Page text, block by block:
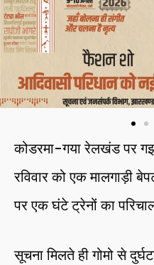
कोडरमा-गया रेलखंड पर
रविवार को एक मालगाड़ी
पर एक घंटे ट्रेनों का
सूचना मिलते ही गोमो से